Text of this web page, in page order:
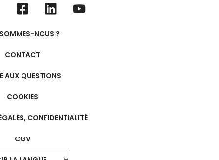
NOUS ?
CONTACT
AUX QUESTIONS
COOKIES
CONFIDENTIALITÉ
CGV